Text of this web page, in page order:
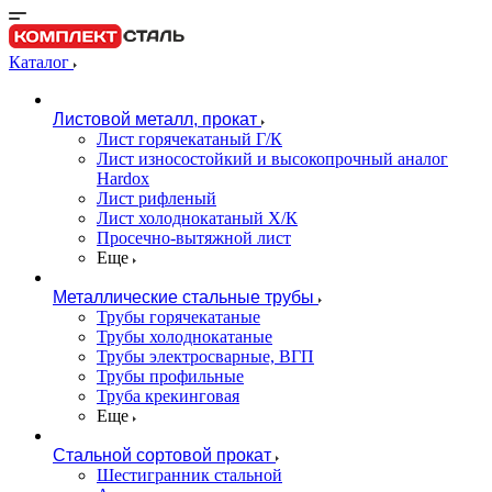
Каталог
Листовой металл, прокат
Лист горячекатаный Г/К
Лист износостойкий и высокопрочный аналог
Hardox
Лист рифленый
Лист холоднокатаный Х/К
Просечно-вытяжной лист
Еще
Металлические стальные трубы
Трубы горячекатаные
Трубы холоднокатаные
Трубы электросварные, ВГП
Трубы профильные
Труба крекинговая
Еще
Стальной сортовой прокат
Шестигранник стальной